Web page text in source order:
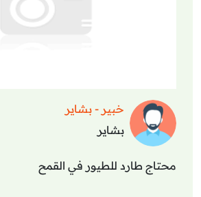
خبير - بشاير
بشاير
محتاج طارد للطيور في القمح